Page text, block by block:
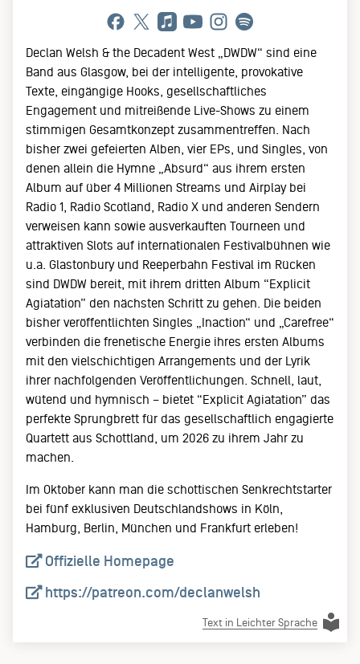
Declan Welsh & the Decadent West „DWDW“ sind eine
Band aus Glasgow, bei der intelligente, provokative
Texte, eingängige Hooks, gesellschaftliches
Engagement und mitreißende Live-Shows zu einem
stimmigen Gesamtkonzept zusammentreffen. Nach
bisher zwei gefeierten Alben, vier EPs, und Singles, von
denen allein die Hymne „Absurd“ aus ihrem ersten
Album auf über 4 Millionen Streams und Airplay bei
Radio 1, Radio Scotland, Radio X und anderen Sendern
verweisen kann sowie ausverkauften Tourneen und
attraktiven Slots auf internationalen Festivalbühnen wie
u.a. Glastonbury und Reeperbahn Festival im Rücken
sind DWDW bereit, mit ihrem dritten Album “Explicit
Agiatation” den nächsten Schritt zu gehen. Die beiden
bisher veröffentlichten Singles „Inaction“ und „Carefree“
verbinden die frenetische Energie ihres ersten Albums
mit den vielschichtigen Arrangements und der Lyrik
ihrer nachfolgenden Veröffentlichungen. Schnell, laut,
wütend und hymnisch – bietet “Explicit Agiatation” das
perfekte Sprungbrett für das gesellschaftlich engagierte
Quartett aus Schottland, um 2026 zu ihrem Jahr zu
machen.
Im Oktober kann man die schottischen Senkrechtstarter
bei fünf exklusiven Deutschlandshows in Köln,
Hamburg, Berlin, München und Frankfurt erleben!
Offizielle Homepage
https://patreon.com/declanwelsh
Text in Leichter Sprache